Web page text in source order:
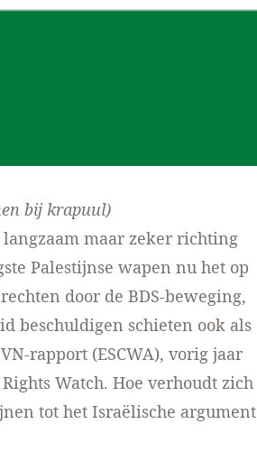
bij krapuul)
maar zeker richting
Palestijnse wapen nu het op
door de BDS-beweging,
beschuldigen schieten ook als
rapport (ESCWA), vorig jaar
Watch. Hoe verhoudt zich
tot het Israëlische argument